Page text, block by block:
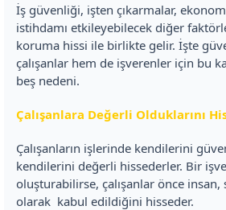
İş güvenliği, işten çıkarmalar,
istihdamı etkileyebilecek diğer
koruma hissi ile birlikte gelir. İşte
çalışanlar hem de işverenler için bu
beş nedeni.
Çalışanlara Değerli Olduklarını
Çalışanların işlerinde kendilerini
kendilerini değerli hissederler. Bir
oluşturabilirse, çalışanlar önce insan,
olarak kabul edildiğini hisseder.